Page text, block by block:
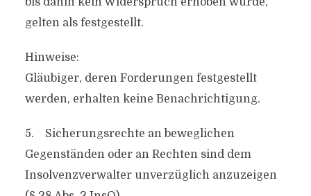
gelten als festgestellt.
Hinweise:
Gläubiger, deren Forderungen festgestellt
werden, erhalten keine Benachrichtigung.
5. Sicherungsrechte an beweglichen
Gegenständen oder an Rechten sind dem
Insolvenzverwalter unverzüglich anzuzeigen